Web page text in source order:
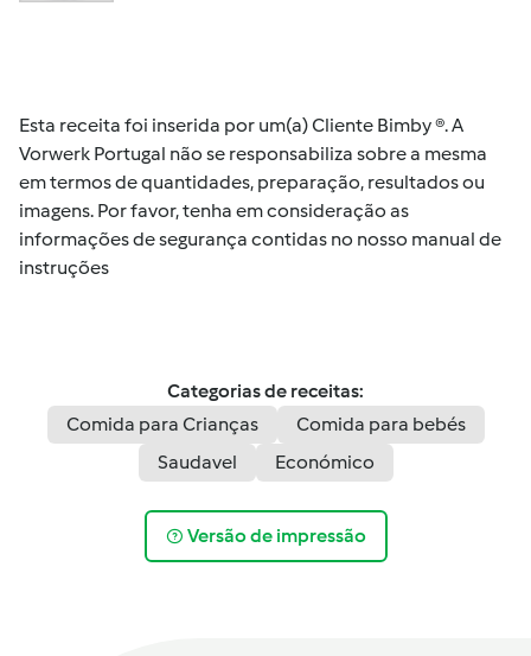
Esta receita foi inserida por um(a) Cliente Bimby ®. A
Vorwerk Portugal não se responsabiliza sobre a mesma
em termos de quantidades, preparação, resultados ou
imagens. Por favor, tenha em consideração as
informações de segurança contidas no nosso manual de
instruções
Categorias de receitas:
Comida para Crianças
Comida para bebés
Saudavel
Económico
Versão de impressão